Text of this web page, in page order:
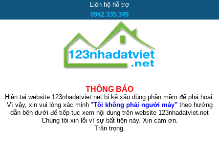
Liên hệ hỗ trợ
0942.335.349
THÔNG BÁO
Hiện tại website 123nhadatviet.net bị kẻ xấu dùng phần mềm để phá hoại.
Vì vậy, xin vui lòng xác minh "Tôi không phải người máy"theo hướng
dẫn bên dưới để tiếp tục xem nội dung trên website 123nhadatviet.net
Chúng tôi xin lỗi vì sự bất tiện này. Xin cám ơn.
Trân trọng.